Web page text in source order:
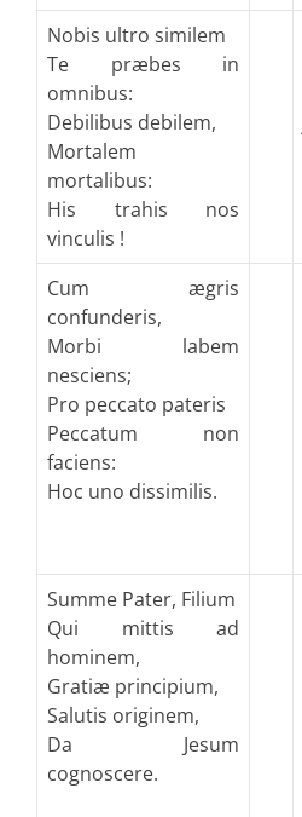
Nobis ultro similem
Te præbes in
omnibus:
Debilibus debilem,
Mortalem
mortalibus:
His trahis nos
vinculis !
Cum ægris
confunderis,
Morbi labem
nesciens;
Pro peccato pateris
Peccatum non
faciens:
Hoc uno dissimilis.
Summe Pater, Filium
Qui mittis ad
hominem,
Gratiæ principium,
Salutis originem,
Da Jesum
cognoscere.